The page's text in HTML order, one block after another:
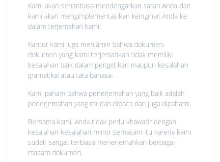
Kami akan senantiasa mendengarkan saran Anda dan
kami akan mengimplementasikan keinginan Anda ke
dalam terjemahan kami.
Kantor kami juga menjamin bahwa dokumen-
dokumen yang kami terjemahkan tidak memiliki
kesalahan baik dalam pengetikan maupun kesalahan
gramatikal atau tata bahasa.
Kami paham bahwa penerjemahan yang baik adalah
penerjemahan yang mudah dibaca dan juga dipahami.
Bersama kami, Anda tidak perlu khawatir dengan
kesalahan-kesalahan minor semacam itu karena kami
sudah sangat terbiasa menerjemahkan berbagai
macam dokumen.